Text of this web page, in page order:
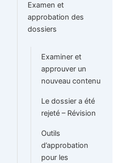
Examen et
approbation des
dossiers
Examiner et
approuver un
nouveau contenu
Le dossier a été
rejeté – Révision
Outils
d’approbation
pour les